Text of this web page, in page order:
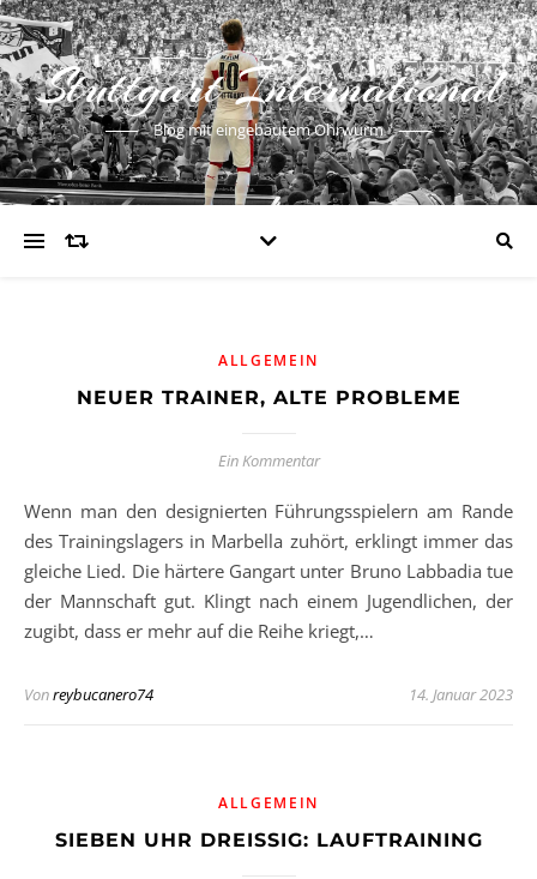
Stuttgart International
Blog mit eingebautem Ohrwurm
ALLGEMEIN
NEUER TRAINER, ALTE PROBLEME
Ein Kommentar
Wenn man den designierten Führungsspielern am Rande
des Trainingslagers in Marbella zuhört, erklingt immer das
gleiche Lied. Die härtere Gangart unter Bruno Labbadia tue
der Mannschaft gut. Klingt nach einem Jugendlichen, der
zugibt, dass er mehr auf die Reihe kriegt,…
Vonreybucanero74 14. Januar 2023
ALLGEMEIN
SIEBEN UHR DREISSIG: LAUFTRAINING